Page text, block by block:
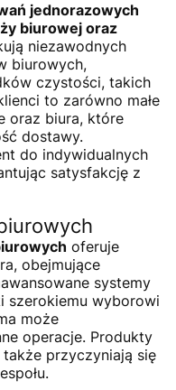
jednorazowych
biurowej oraz
niezawodnych
biurowych,
czystości, takich
to zarówno małe
oraz biura, które
dostawy.
do indywidualnych
satysfakcję z
oferuje
obejmujące
systemy
szerokiemu wyborowi
może
operacje. Produkty
przyczyniają się